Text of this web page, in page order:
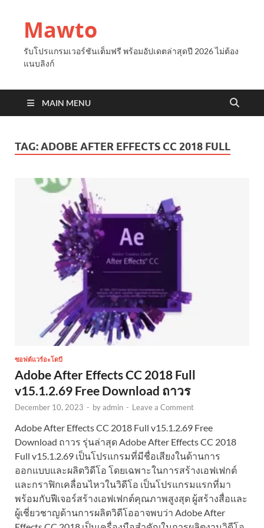
Mawto
รับโปรแกรมเวอร์ชันเต็มฟรี พร้อมอัปเดตล่าสุดปี 2026 ไม่ต้อง
แนบลิงก์
MAIN MENU
TAG:ADOBE AFTER EFFECTS CC 2018 FULL
ซอฟต์แวร์อะโดบี
Adobe After Effects CC 2018 Full
v15.1.2.69 Free Download ถาวร
December 10, 2023 - byadmin - Leave a Comment
Adobe After Effects CC 2018 Full v15.1.2.69 Free
Download ถาวร รุ่นล่าสุด Adobe After Effects CC 2018
Full v15.1.2.69 เป็นโปรแกรมที่มีชื่อเสียงในด้านการ
ออกแบบและผลิตวิดีโอ โดยเฉพาะในการสร้างเอฟเฟกต์
และกราฟิกเคลื่อนไหวในวิดีโอ เป็นโปรแกรมแรกที่มา
พร้อมกับฟีเจอร์สร้างเอฟเฟกต์คุณภาพสูงสุด ผู้สร้างสื่อและ
ผู้เชี่ยวชาญด้านการผลิตวิดีโออาจพบว่า Adobe After